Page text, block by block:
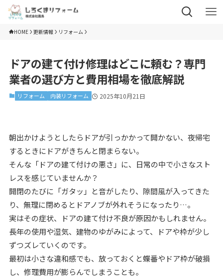
HOME 更新情報 リフォーム
ドアの建て付け修理はどこに頼む？専門
業者の選び方と費用相場を徹底解説
リフォーム 内装リフォーム 2025年10月21日
朝出かけようとしたらドアが引っかかって開かない、夜帰宅
するときにドアがきちんと閉まらない。
そんな「ドアの建て付けの悪さ」に、日常の中で小さなスト
レスを感じていませんか？
開閉のたびに「ガタッ」と音がしたり、隙間風が入ってきた
り、無理に閉めるとドアノブが外れそうになったり…。
実はその症状、ドアの建て付け不良が原因かもしれません。
長年の使用や湿気、建物のゆがみによって、ドアや枠が少し
ずつズレていくのです。
最初は小さな違和感でも、放っておくと蝶番やドア枠が破損
し、修理費用が膨らんでしまうことも。